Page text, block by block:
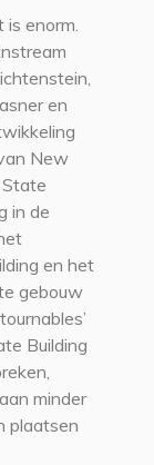
is enorm.
en
New
State
in de
en het
gebouw
Building
minder
plaatsen